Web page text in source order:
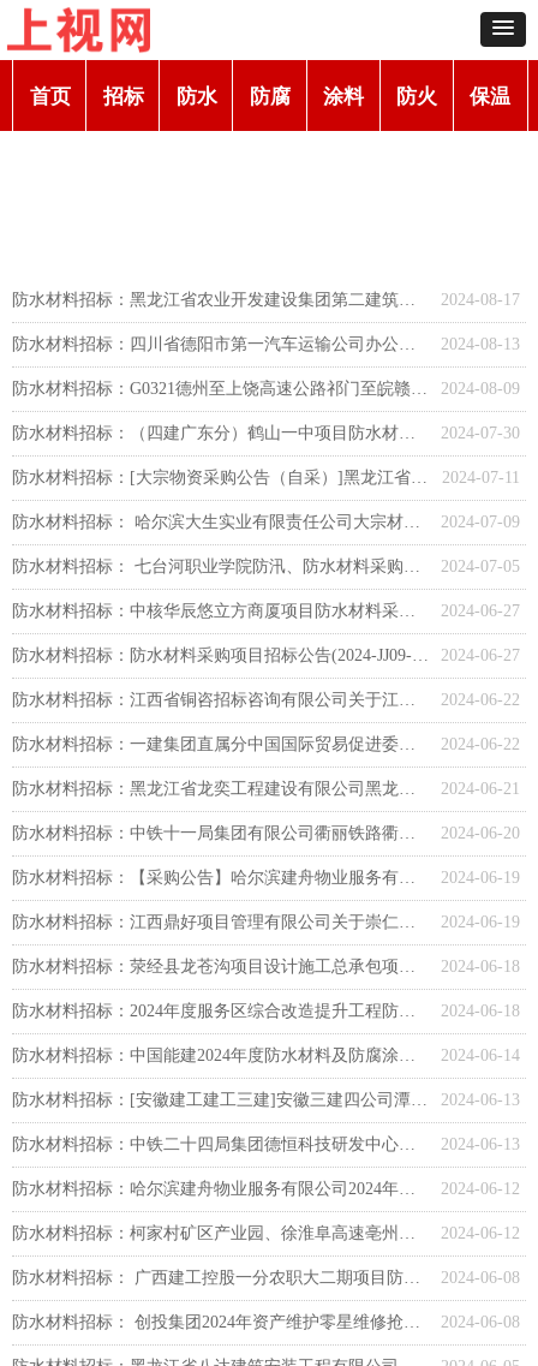
首页 招标 防水 防腐 涂料 防火 保温
2024-08-17
防水材料招标：黑龙江省农业开发建设集团第二建筑有限公司“七台河市消防救援支队开发区消防救援站和战勤保障站及应急装备物资储备库”防水材料采购公告
2024-08-13
防水材料招标：四川省德阳市第一汽车运输公司办公楼屋面防水材料采购项目招标公告
2024-08-09
防水材料招标：G0321德州至上饶高速公路祁门至皖赣界段房建工程防水材料采购项目
2024-07-30
防水材料招标：（四建广东分）鹤山一中项目防水材料采购计划任务
2024-07-11
防水材料招标：[大宗物资采购公告（自采）]黑龙江省哈尔滨市2024年老旧小区改造项目EPC工程总承包（七标段）--防水材料采购
2024-07-09
防水材料招标： 哈尔滨大生实业有限责任公司大宗材料采购-防水材料
2024-07-05
防水材料招标： 七台河职业学院防汛、防水材料采购询价公告
2024-06-27
防水材料招标：中核华辰悠立方商厦项目防水材料采购任务采购公告
2024-06-27
防水材料招标：防水材料采购项目招标公告(2024-JJ09-W1003)(第1、1包)
2024-06-22
防水材料招标：江西省铜咨招标咨询有限公司关于江西铜业集团建设有限公司江铜集团南昌人才公寓及配套设施一标段防水材料采购项目（项目编号：JXTZ2024020117）公开招标公告
2024-06-22
防水材料招标：一建集团直属分中国国际贸易促进委员会河北省委员会办公用房修缮改造项目防水采购计划任务
2024-06-21
防水材料招标：黑龙江省龙奕工程建设有限公司黑龙江省龙奕工程建设有限公司佳木斯分公司佳木斯市龙江交投佳木斯国际物流港二期项目9号楼、10号楼、11号楼厂库房及消防水池工程施工招标F1标段防水材料采购第一批次（二次）竞价采购公告
2024-06-20
防水材料招标：中铁十一局集团有限公司衢丽铁路衢松段（Ⅱ标）项目经理部（防水材料）询价采购公告
2024-06-19
防水材料招标：【采购公告】哈尔滨建舟物业服务有限公司2024年度防水材料采购项目（二次）
2024-06-19
防水材料招标：江西鼎好项目管理有限公司关于崇仁县职业技能培训中心建设项目防水材料采购竞争性磋商公告
2024-06-18
防水材料招标：荥经县龙苍沟项目设计施工总承包项目农产品批发市场防水材料采购招标公告
2024-06-18
防水材料招标：2024年度服务区综合改造提升工程防水材料采购项目采购公告
2024-06-14
防水材料招标：中国能建2024年度防水材料及防腐涂料集中采购招标公告
2024-06-13
防水材料招标：[安徽建工建工三建]安徽三建四公司潭冲河家园D、E地块EPC总承包项目（防水涂料）采购招标标段1招标公告
2024-06-13
防水材料招标：中铁二十四局集团德恒科技研发中心总部大楼及先进制造生产基地项目部防水材料采购询价公告
2024-06-12
防水材料招标：哈尔滨建舟物业服务有限公司2024年度防水材料采购项目
2024-06-12
防水材料招标：柯家村矿区产业园、徐淮阜高速亳州段、天天高速无为安庆段防水材料采购项目采购公告
2024-06-08
防水材料招标： 广西建工控股一分农职大二期项目防水材料采购计划任务
2024-06-08
防水材料招标： 创投集团2024年资产维护零星维修抢建项目三期防水材料采购竞争性磋商招标公告